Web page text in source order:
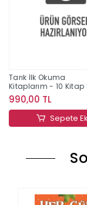
Tarık İlk Okuma
Kitaplarım - 10 Kitap
990,00 TL
Sepete